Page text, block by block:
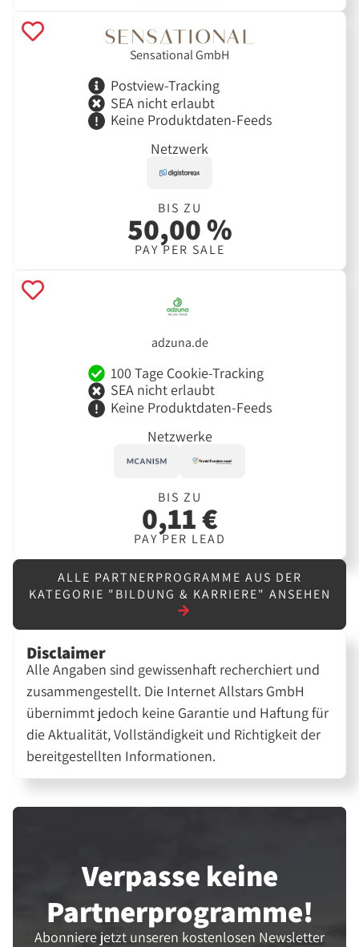
Sensational GmbH
Postview-Tracking
SEA nicht erlaubt
Keine Produktdaten-Feeds
Netzwerk
BIS ZU
50,00 %
PAY PER SALE
adzuna.de
100 Tage Cookie-Tracking
SEA nicht erlaubt
Keine Produktdaten-Feeds
Netzwerke
BIS ZU
0,11 €
PAY PER LEAD
ALLE PARTNERPROGRAMME AUS DER
KATEGORIE "BILDUNG & KARRIERE" ANSEHEN
Disclaimer
Alle Angaben sind gewissenhaft recherchiert und
zusammengestellt. Die Internet Allstars GmbH
übernimmt jedoch keine Garantie und Haftung für
die Aktualität, Vollständigkeit und Richtigkeit der
bereitgestellten Informationen.
Verpasse keine
Partner­programme!
Abonniere jetzt unseren kostenlosen Newsletter